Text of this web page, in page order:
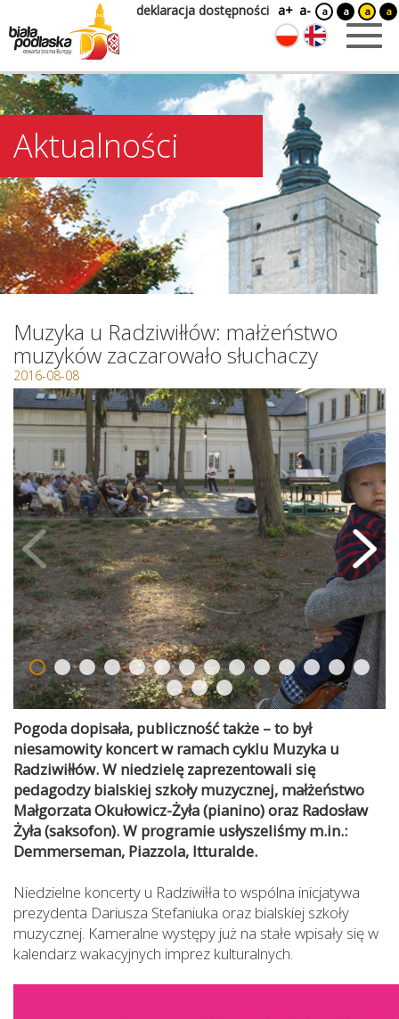
deklaracja dostępności a+ a- a a a a
Aktualności
Muzyka u Radziwiłłów: małżeństwo
muzyków zaczarowało słuchaczy
2016-08-08
Pogoda dopisała, publiczność także – to był
niesamowity koncert w ramach cyklu Muzyka u
Radziwiłłów. W niedzielę zaprezentowali się
pedagodzy bialskiej szkoły muzycznej, małżeństwo
Małgorzata Okułowicz-Żyła (pianino) oraz Radosław
Żyła (saksofon). W programie usłyszeliśmy m.in.:
Demmerseman, Piazzola, Itturalde.
Niedzielne koncerty u Radziwiłła to wspólna inicjatywa
prezydenta Dariusza Stefaniuka oraz bialskiej szkoły
muzycznej. Kameralne występy już na stałe wpisały się w
kalendarz wakacyjnych imprez kulturalnych.